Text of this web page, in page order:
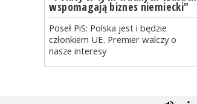
wspomagają biznes niemiecki"
Poseł PiS: Polska jest i będzie
członkiem UE. Premier walczy o
nasze interesy